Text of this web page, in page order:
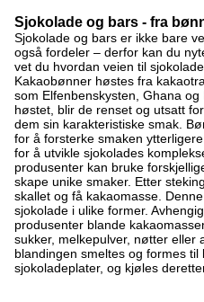
Sjokolade og bars - fra
Sjokolade og bars er ikke bare
også fordeler – derfor kan du
vet du hvordan veien til
Kakaobønner høstes fra
som Elfenbenskysten, Ghana
høstet, blir de renset og utsatt
dem sin karakteristiske smak.
for å forsterke smaken
for å utvikle sjokolades
produsenter kan bruke
skape unike smaker. Etter
skallet og få kakaomasse.
sjokolade i ulike former.
produsenter blande
sukker, melkepulver, nøtter eller
blandingen smeltes og formes
sjokoladeplater, og kjøles